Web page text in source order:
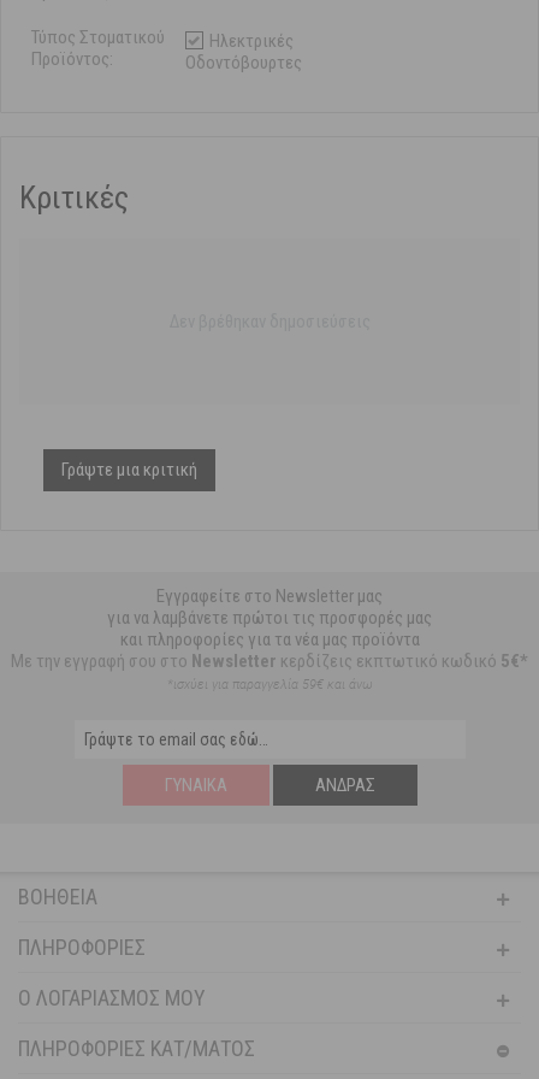
Τύπος Στοματικού
Προϊόντος:
Ηλεκτρικές
Οδοντόβουρτες
Κριτικές
Γράψτε μια κριτική
Εγγραφείτε στο Newsletter μας
για να λαμβάνετε πρώτοι τις προσφορές μας
και πληροφορίες για τα νέα μας προϊόντα
Με την εγγραφή σου στο Newsletter κερδίζεις εκπτωτικό κωδικό 5€*
*ισχύει για παραγγελία 59€ και άνω
ΓΥΝΑΊΚΑ ΆΝΔΡΑΣ
ΒΟΉΘΕΙΑ
ΠΛΗΡΟΦΟΡΊΕΣ
Ο ΛΟΓΑΡΙΑΣΜΌΣ ΜΟΥ
ΠΛΗΡΟΦΟΡΙΕΣ ΚΑΤ/ΜΑΤΟΣ